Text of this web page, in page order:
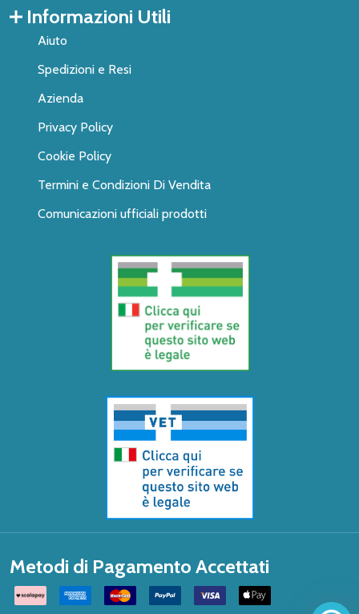
Informazioni Utili
Aiuto
Spedizioni e Resi
Azienda
Privacy Policy
Cookie Policy
Termini e Condizioni Di Vendita
Comunicazioni ufficiali prodotti
Metodi di Pagamento Accettati